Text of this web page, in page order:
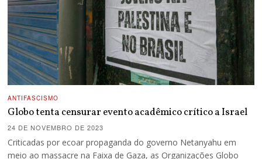
ANTIFASCISMO
Globo tenta censurar evento acadêmico crítico a Israel
24 DE NOVEMBRO DE 2023
Criticadas por ecoar propaganda do governo Netanyahu em
meio ao massacre na Faixa de Gaza, as Organizações Globo